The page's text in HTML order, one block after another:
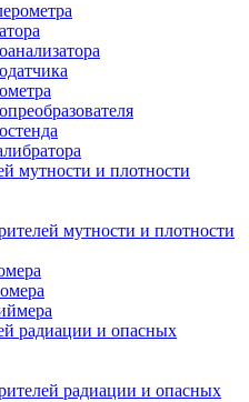
мутности и плотности
мутности и плотности
радиации и опасных
радиации и опасных